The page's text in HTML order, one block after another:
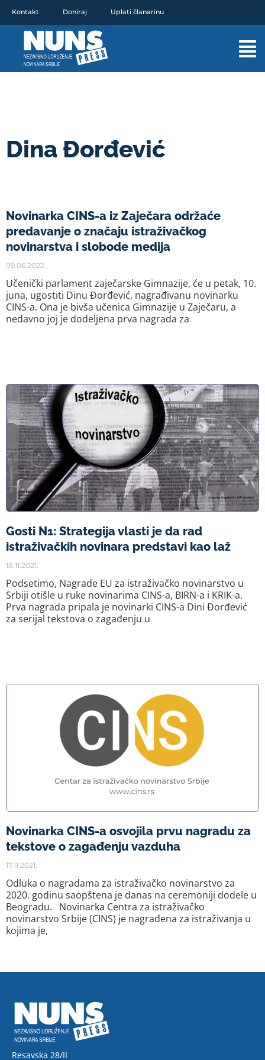
sadržaj
Kontakt Doniraj Uplati članarinu
Dina Đorđević
Novinarka CINS-a iz Zaječara održaće
predavanje o značaju istraživačkog
novinarstva i slobode medija
09.06.2022.
Učenički parlament zaječarske Gimnazije, će u petak, 10.
juna, ugostiti Dinu Đorđević, nagrađivanu novinarku
CINS-a. Ona je bivša učenica Gimnazije u Zaječaru, a
nedavno joj je dodeljena prva nagrada za
Gosti N1: Strategija vlasti je da rad
istraživačkih novinara predstavi kao laž
18.11.2021.
Podsetimo, Nagrade EU za istraživačko novinarstvo u
Srbiji otišle u ruke novinarima CINS-a, BIRN-a i KRIK-a.
Prva nagrada pripala je novinarki CINS-a Dini Đorđević
za serijal tekstova o zagađenju u
Novinarka CINS-a osvojila prvu nagradu za
tekstove o zagađenju vazduha
17.11.2021.
Odluka o nagradama za istraživačko novinarstvo za
2020. godinu saopštena je danas na ceremoniji dodele u
Beogradu. Novinarka Centra za istraživačko
novinarstvo Srbije (CINS) je nagrađena za istraživanja u
kojima je,
Resavska 28/II